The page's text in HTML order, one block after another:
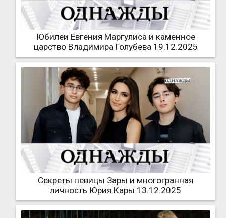
Юбилеи Евгения Маргулиса и каменное
царство Владимира Голубева 19.12.2025
Секреты певицы Зары и многогранная
личность Юрия Кары 13.12.2025